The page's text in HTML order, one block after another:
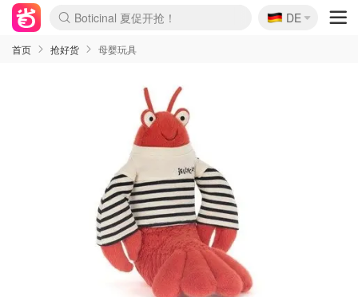
Boticinal 夏促开抢！
4折！lulu周四疯狂上新
还没结束！&OtherStories大促
Joybuy变相75折 随时失效
速领！Stanley独家85折
疑似霸哥！Camper额外叠85折
Zalando 奥莱闪促！每日更新
Moncler反季囤！5折起+叠9折
Coach Brooklyn仅€192
🇩🇪
DE
首页 抢好货 母婴玩具